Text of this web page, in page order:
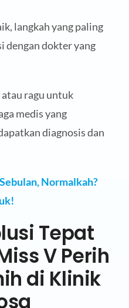
langkah yang paling
dengan dokter yang
ragu untuk
medis yang
diagnosis dan
Normalkah?
Tepat
V Perih
di Klinik